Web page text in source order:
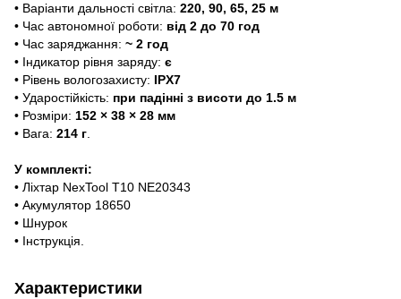
• Варіанти дальності світла: 220, 90, 65, 25 м
• Час автономної роботи: від 2 до 70 год
• Час заряджання: ~ 2 год
• Індикатор рівня заряду: є
• Рівень вологозахисту: IPX7
• Ударостійкість: при падінні з висоти до 1.5 м
• Розміри: 152 × 38 × 28 мм
• Вага: 214 г
У комплекті:
• Ліхтар NexTool T10 NE20343
• Акумулятор 18650
• Шнурок
• Інструкція.
Характеристики